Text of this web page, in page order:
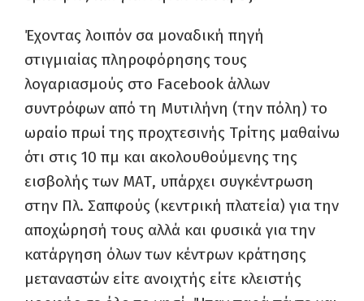
Έχοντας λοιπόν σα μοναδική πηγή
στιγμιαίας πληροφόρησης τους
λογαριασμούς στο Facebook άλλων
συντρόφων από τη Μυτιλήνη (την πόλη) το
ωραίο πρωί της προχτεσινής Τρίτης μαθαίνω
ότι στις 10 πμ και ακολουθούμενης της
εισβολής των ΜΑΤ, υπάρχει συγκέντρωση
στην Πλ. Σαπφούς (κεντρική πλατεία) για την
αποχώρησή τους αλλά και φυσικά για την
κατάργηση όλων των κέντρων κράτησης
μεταναστών είτε ανοιχτής είτε κλειστής